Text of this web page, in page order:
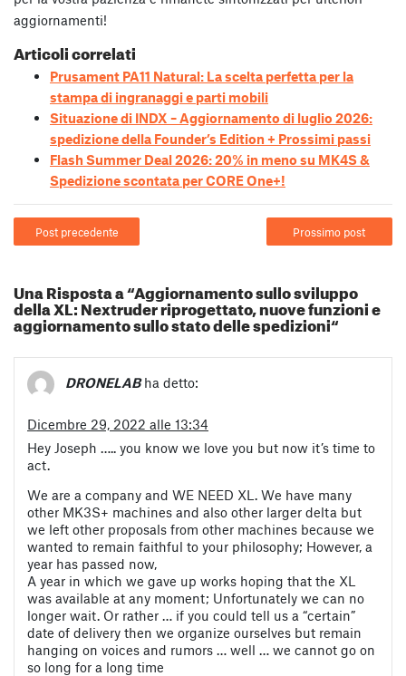
aggiornamenti!
Articoli correlati
Prusament PA11 Natural: La scelta perfetta per la
stampa di ingranaggi e parti mobili
Situazione di INDX – Aggiornamento di luglio 2026:
spedizione della Founder’s Edition + Prossimi passi
Flash Summer Deal 2026: 20% in meno su MK4S &
Spedizione scontata per CORE One+!
Post precedente Prossimo post
Una Risposta a “Aggiornamento sullo sviluppo
della XL: Nextruder riprogettato, nuove funzioni e
aggiornamento sullo stato delle spedizioni“
DRONELAB ha detto:
Dicembre 29, 2022 alle 13:34
Hey Joseph ….. you know we love you but now it’s time to
act.
We are a company and WE NEED XL. We have many
other MK3S+ machines and also other larger delta but
we left other proposals from other machines because we
wanted to remain faithful to your philosophy; However, a
year has passed now,
A year in which we gave up works hoping that the XL
was available at any moment; Unfortunately we can no
longer wait. Or rather … if you could tell us a “certain”
date of delivery then we organize ourselves but remain
hanging on voices and rumors … well … we cannot go on
so long for a long time